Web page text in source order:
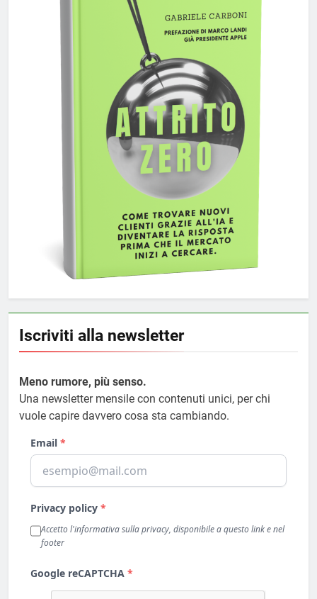
Iscriviti alla newsletter
Meno rumore, più senso.
Una newsletter mensile con contenuti unici, per chi
vuole capire davvero cosa sta cambiando.